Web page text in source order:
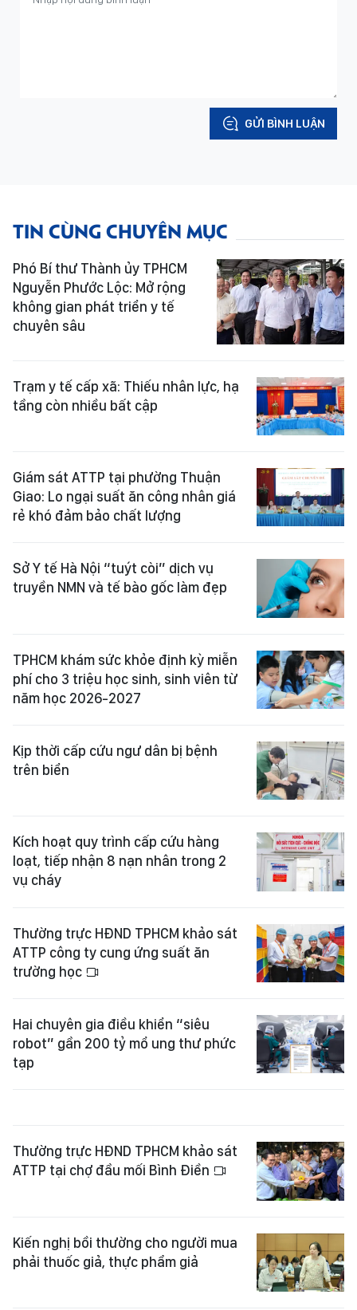
GỬI BÌNH LUẬN
TIN CÙNG CHUYÊN MỤC
Phó Bí thư Thành ủy TPHCM
Nguyễn Phước Lộc: Mở rộng
không gian phát triển y tế
chuyên sâu
Trạm y tế cấp xã: Thiếu nhân lực, hạ
tầng còn nhiều bất cập
Giám sát ATTP tại phường Thuận
Giao: Lo ngại suất ăn công nhân giá
rẻ khó đảm bảo chất lượng
Sở Y tế Hà Nội “tuýt còi” dịch vụ
truyền NMN và tế bào gốc làm đẹp
TPHCM khám sức khỏe định kỳ miễn
phí cho 3 triệu học sinh, sinh viên từ
năm học 2026-2027
Kịp thời cấp cứu ngư dân bị bệnh
trên biển
Kích hoạt quy trình cấp cứu hàng
loạt, tiếp nhận 8 nạn nhân trong 2
vụ cháy
Thường trực HĐND TPHCM khảo sát
ATTP công ty cung ứng suất ăn
trường học
Hai chuyên gia điều khiển “siêu
robot” gần 200 tỷ mổ ung thư phức
tạp
Thường trực HĐND TPHCM khảo sát
ATTP tại chợ đầu mối Bình Điền
Kiến nghị bồi thường cho người mua
phải thuốc giả, thực phẩm giả